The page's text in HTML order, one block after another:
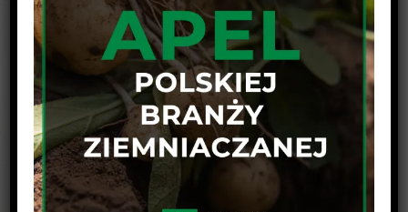
Udostępnij wpis na swojej platformie !
Facebook
TwitterLinkedinReddit Google+Pinterest
Vk